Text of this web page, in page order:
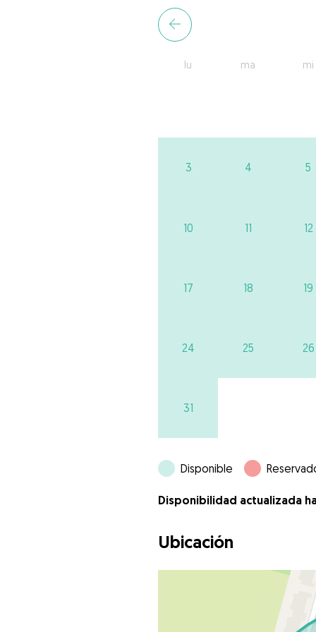
lu ma mi
3 4 5
10 11 12
17 18 19
24 25 26
31
Disponible
Disponibilidad actualizada
Ubicación